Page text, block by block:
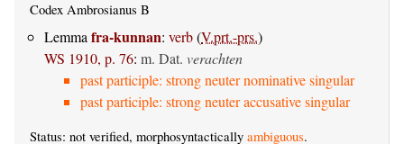
Codex Ambrosianus B
Lemmafra-kunnan: verb(V.prt.-prs.)
WS 1910, p. 76: m. Dat. verachten
past participle: strong neuter nominative singular
past participle: strong neuter accusative singular
Status: not verified, morphosyntactically ambiguous.